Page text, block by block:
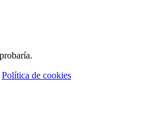
Política de cookies